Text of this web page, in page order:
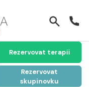
Rezervovat terapii
Rezervovat
skupinovku